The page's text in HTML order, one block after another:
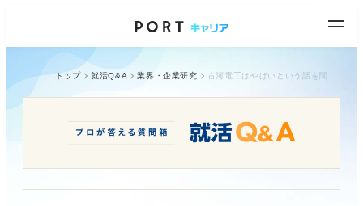
トップ 就活Q&A 業界・企業研究